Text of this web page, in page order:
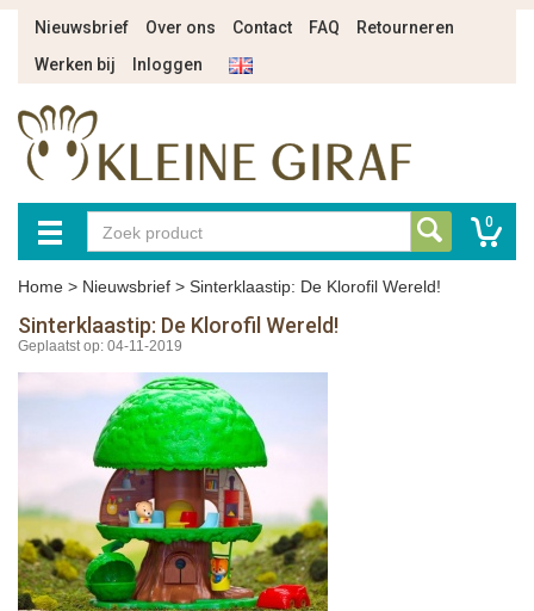
Nieuwsbrief Over ons Contact FAQ
Retourneren
Werken bij
Inloggen
0
Home > Nieuwsbrief > Sinterklaastip: De Klorofil Wereld!
Sinterklaastip: De Klorofil Wereld!
Geplaatst op: 04-11-2019